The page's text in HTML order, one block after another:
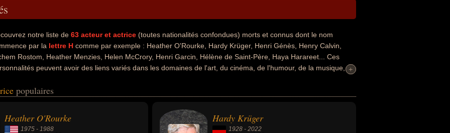
notre liste de 63 acteur et actrice (toutes nationalités confondues) morts et connus dont le nom
par la lettre H comme par exemple : Heather O'Rourke, Hardy Krüger, Henri Génès, Henry Calvin,
Rostom, Heather Menzies, Helen McCrory, Henri Garcin, Hélène de Saint-Père, Haya Harareet... Ces
peuvent avoir des liens variés dans les domaines de l'art, du cinéma, de l'humour, de la musique, de
metteur en scène ou cinéaste. En ce qui concerne leurs nationalités au moment de leurs morts, ils
+
+
populaires
Heather O'Rourke
1975 - 1988
Hardy Krüger
1928 -2022